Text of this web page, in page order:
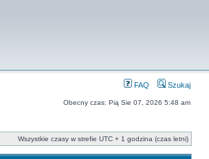
FAQ Szukaj
Obecny czas: Pią Sie 07, 2026 5:48 am
Wszystkie czasy w strefie UTC + 1 godzina (czas letni)